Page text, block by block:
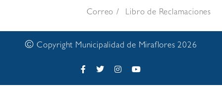
Correo Libro de Reclamaciones
© Copyright Municipalidad de Miraflores 2026